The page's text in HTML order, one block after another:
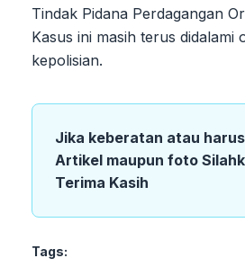
Tindak Pidana Perdagangan
Kasus ini masih terus didalami
kepolisian.
Jika keberatan atau
Artikel maupun foto
Terima Kasih
Tags: